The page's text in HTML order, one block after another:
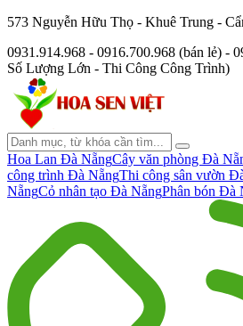
573 Nguyễn Hữu Thọ - Khuê Trung -
0931.914.968 - 0916.700.968 (bán lẻ) -
Số Lượng Lớn - Thi Công Công Trình)
Hoa Lan Đà NẵngCây văn phòng Đà
công trình Đà NẵngThi công sân vườn
NẵngCỏ nhân tạo Đà NẵngPhân bón Đà